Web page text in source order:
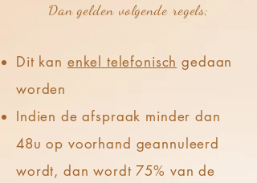
Dan gelden volgende regels;
Dit kan enkel telefonisch gedaan
worden
Indien de afspraak minder dan
48u op voorhand geannuleerd
wordt, dan wordt 75% van de